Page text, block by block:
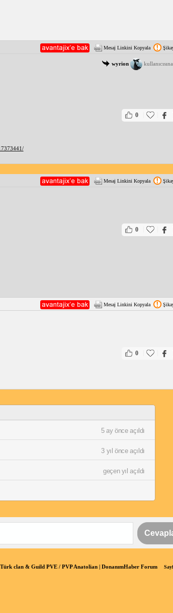
Mesaj Linkini Kopyala
wyrion
0
Mesaj Linkini Kopyala
0
Mesaj Linkini Kopyala
0
5 ay önce açıldı
3 yıl önce açıldı
geçen yıl açıldı
clan & Guild PVE / PVP Anatolian | DonanımHaber Forum